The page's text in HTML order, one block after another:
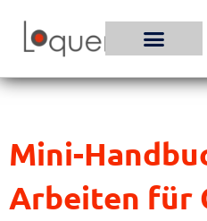
Inhalt
Mini-
Arbeiten für